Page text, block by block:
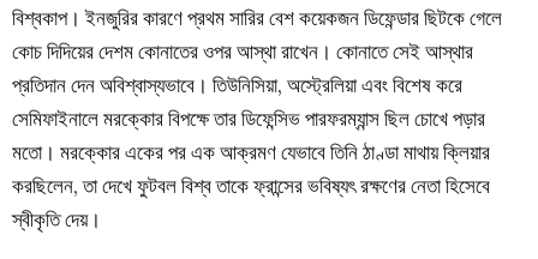
বিশ্বকাপ। ইনজুরির কারণে প্রথম সারির বেশ কয়েকজন ডিফেন্ডার ছিটকে গেলে
কোচ দিদিয়ের দেশম কোনাতের ওপর আস্থা রাখেন। কোনাতে সেই আস্থার
প্রতিদান দেন অবিশ্বাস্যভাবে। তিউনিসিয়া, অস্ট্রেলিয়া এবং বিশেষ করে
সেমিফাইনালে মরক্কোর বিপক্ষে তার ডিফেন্সিভ পারফরম্যান্স ছিল চোখে পড়ার
মতো। মরক্কোর একের পর এক আক্রমণ যেভাবে তিনি ঠাণ্ডা মাথায় ক্লিয়ার
করছিলেন, তা দেখে ফুটবল বিশ্ব তাকে ফ্রান্সের ভবিষ্যৎ রক্ষণের নেতা হিসেবে
স্বীকৃতি দেয়।